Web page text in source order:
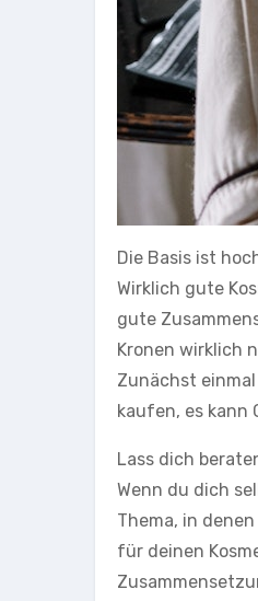
Die Basis ist
Wirklich gute
gute
Kronen wirklich
Zunächst
kaufen, es kann
Lass dich
Wenn du dich
Thema, in
für deinen